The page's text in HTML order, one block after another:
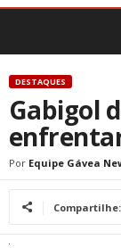
DESTAQUES
Gabigol
Por Equipe Gávea
Compartilhe: